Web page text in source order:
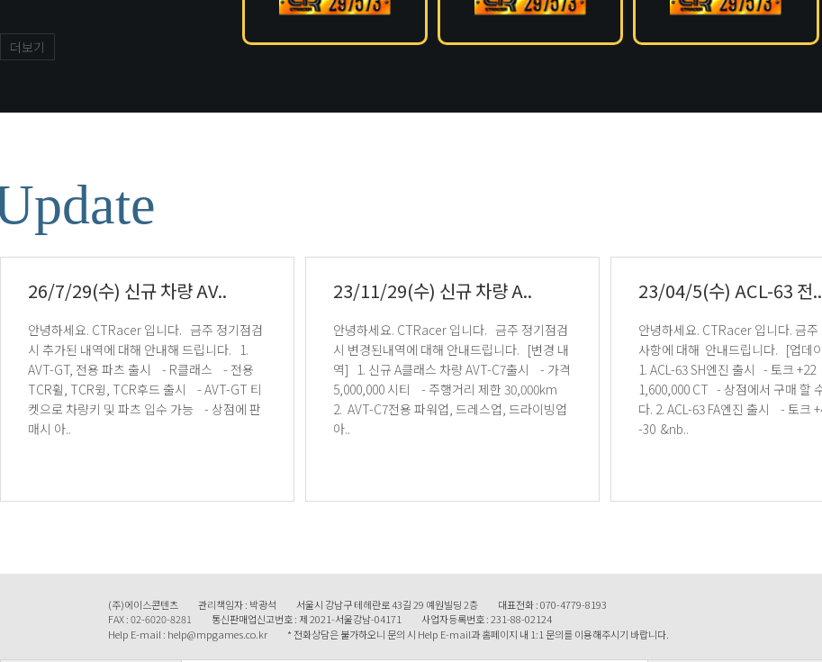
더보기
26/7/29(수) 신규 차량 AV..
안녕하세요. CTRacer 입니다. 금주 정기점검
시 추가된 내역에 대해 안내해 드립니다. 1.
AVT-GT, 전용 파츠 출시 - R클래스 - 전용
TCR휠, TCR윙, TCR후드 출시 - AVT-GT 티
켓으로 차량키 및 파츠 입수 가능 - 상점에 판
매시 아..
23/11/29(수) 신규 차량 A..
안녕하세요. CTRacer 입니다. 금주 정기점검
시 변경된내역에 대해 안내드립니다. [변경 내
역] 1. 신규 A클래스 차량 AVT-C7출시 - 가격
5,000,000 시티 - 주행거리 제한 30,000km
2. AVT-C7전용 파워업, 드레스업, 드라이빙업
아..
23/04/5(수) ACL-63 전..
안녕하세요. CTRacer 입니다. 금주 업데이트
사항에 대해 안내드립니다. [업데이트 내역]
1. ACL-63 SH엔진 출시 - 토크 +22 - 가격
1,600,000 CT - 상점에서 구매 할 수 있습니
다. 2. ACL-63 FA엔진 출시 - 토크 +44 , 무게
-30 &nb..
(주)에이스콘텐츠 관리책임자 : 박광석 서울시 강남구 테헤란로 43길 29 예원빌딩 2층
대표전화 : 070-4779-8193
FAX : 02-6020-8281
통신판매업신고번호 : 제 2021-서울강남-04171
사업자등록번호 : 231-88-02124
Help E-mail : help@mpgames.co.kr
* 전화상담은 불가하오니 문의 시 Help E-mail과 홈페이지 내 1:1 문의를 이용해주시기 바랍니다.